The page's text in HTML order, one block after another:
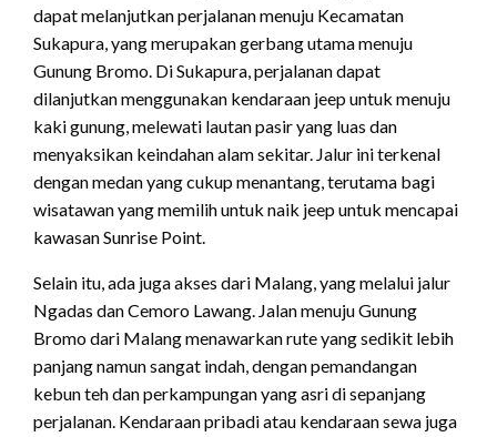
dapat melanjutkan perjalanan menuju Kecamatan
Sukapura, yang merupakan gerbang utama menuju
Gunung Bromo. Di Sukapura, perjalanan dapat
dilanjutkan menggunakan kendaraan jeep untuk menuju
kaki gunung, melewati lautan pasir yang luas dan
menyaksikan keindahan alam sekitar. Jalur ini terkenal
dengan medan yang cukup menantang, terutama bagi
wisatawan yang memilih untuk naik jeep untuk mencapai
kawasan Sunrise Point.
Selain itu, ada juga akses dari Malang, yang melalui jalur
Ngadas dan Cemoro Lawang. Jalan menuju Gunung
Bromo dari Malang menawarkan rute yang sedikit lebih
panjang namun sangat indah, dengan pemandangan
kebun teh dan perkampungan yang asri di sepanjang
perjalanan. Kendaraan pribadi atau kendaraan sewa juga